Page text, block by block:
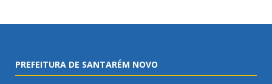
PREFEITURA DE SANTARÉM NOVO